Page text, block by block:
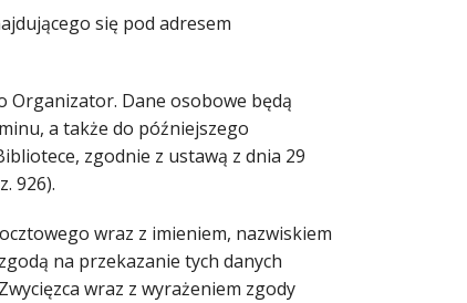
się pod adresem
Organizator. Dane osobowe będą
a także do późniejszego
zgodnie z ustawą z dnia 29
926).
wraz z imieniem, nazwiskiem
na przekazanie tych danych
wraz z wyrażeniem zgody